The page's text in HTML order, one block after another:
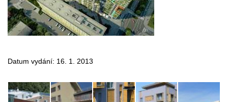
Datum vydání: 16. 1. 2013